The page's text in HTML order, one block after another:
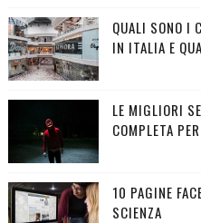
QUALI SONO I
IN ITALIA E
LE MIGLIORI
COMPLETA
10 PAGINE
SCIENZA